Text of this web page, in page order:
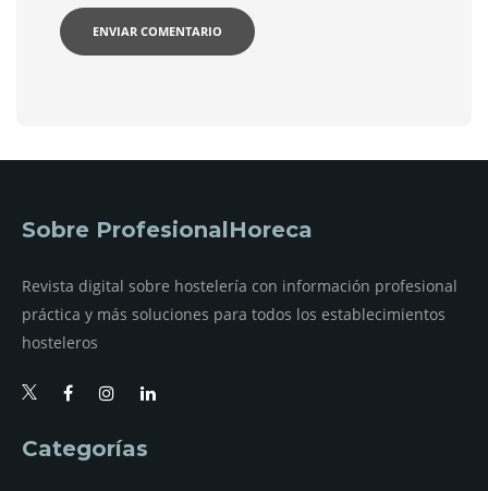
Sobre ProfesionalHoreca
Revista digital sobre hostelería con información profesional
práctica y más soluciones para todos los establecimientos
hosteleros
Categorías